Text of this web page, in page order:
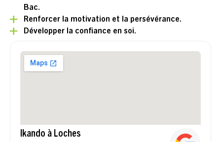
Bac.
Renforcer la motivation et la persévérance.
Développer la confiance en soi.
Ikando à Loches